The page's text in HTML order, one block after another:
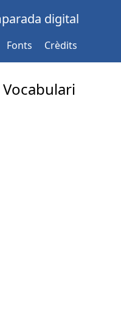
digital
Fonts Crèdits